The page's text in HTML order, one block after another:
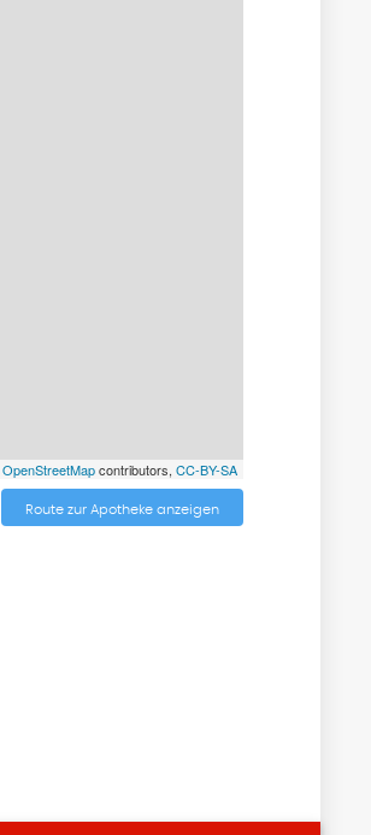
OpenStreetMapcontributors, CC-BY-SA
Route zur Apotheke anzeigen